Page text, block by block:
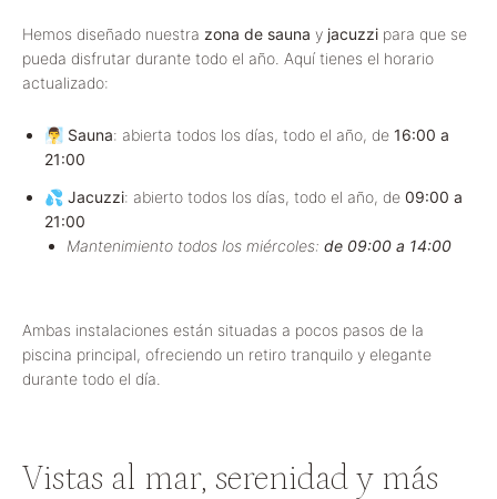
Hemos diseñado nuestra zona de sauna y jacuzzi para que se
pueda disfrutar durante todo el año. Aquí tienes el horario
actualizado:
🧖‍♂️ Sauna: abierta todos los días, todo el año, de 16:00 a
21:00
💦 Jacuzzi: abierto todos los días, todo el año, de 09:00 a
21:00
Mantenimiento todos los miércoles: de 09:00 a 14:00
Ambas instalaciones están situadas a pocos pasos de la
piscina principal, ofreciendo un retiro tranquilo y elegante
durante todo el día.
Vistas al mar, serenidad y más